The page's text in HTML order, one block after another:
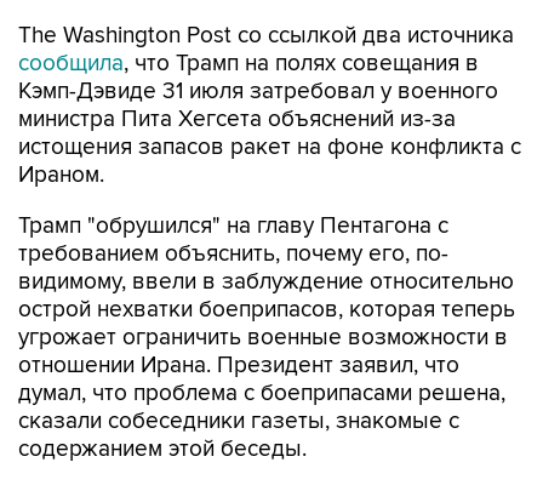
The Washington Post со ссылкой два источника
сообщила, что Трамп на полях совещания в
Кэмп-Дэвиде 31 июля затребовал у военного
министра Пита Хегсета объяснений из-за
истощения запасов ракет на фоне конфликта с
Ираном.
Трамп "обрушился" на главу Пентагона с
требованием объяснить, почему его, по-
видимому, ввели в заблуждение относительно
острой нехватки боеприпасов, которая теперь
угрожает ограничить военные возможности в
отношении Ирана. Президент заявил, что
думал, что проблема с боеприпасами решена,
сказали собеседники газеты, знакомые с
содержанием этой беседы.